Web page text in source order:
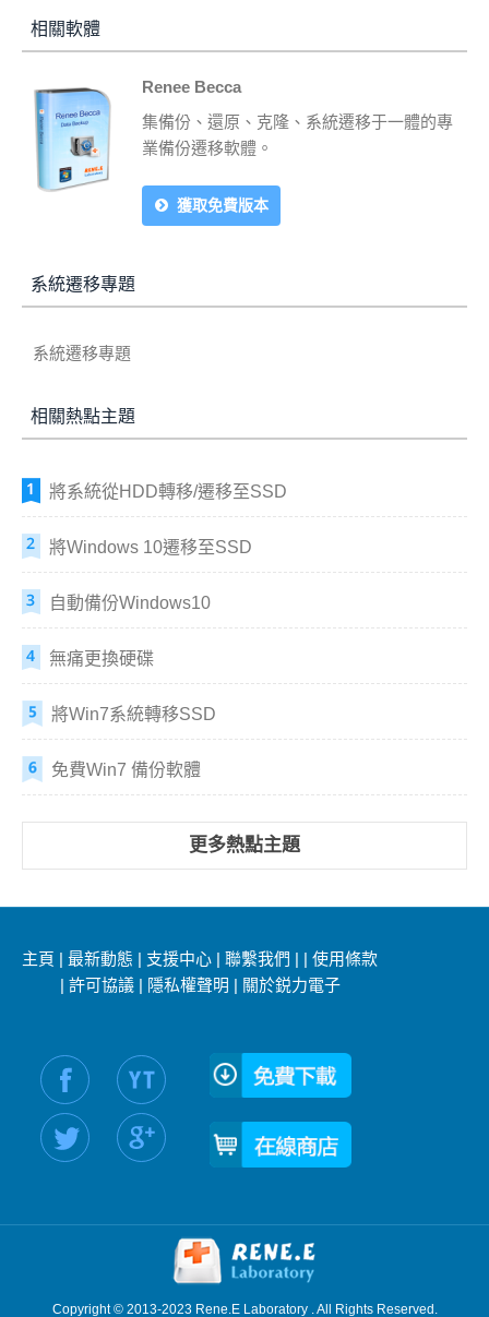
相關軟體
Renee Becca
集備份、還原、克隆、系統遷移于一體的專
業備份遷移軟體。
獲取免費版本
系統遷移專題
系統遷移專題
相關熱點主題
將系統從HDD轉移/遷移至SSD
將Windows 10遷移至SSD
自動備份Windows10
無痛更換硬碟
將Win7系統轉移SSD
免費Win7 備份軟體
更多熱點主題
主頁 |最新動態 | 支援中心 |聯繫我們 | |使用條款
| 許可協議| 隱私權聲明 | 關於鋭力電子
社交媒體信息：
Copyright © 2013-2023 Rene.E Laboratory . All Rights Reserved.